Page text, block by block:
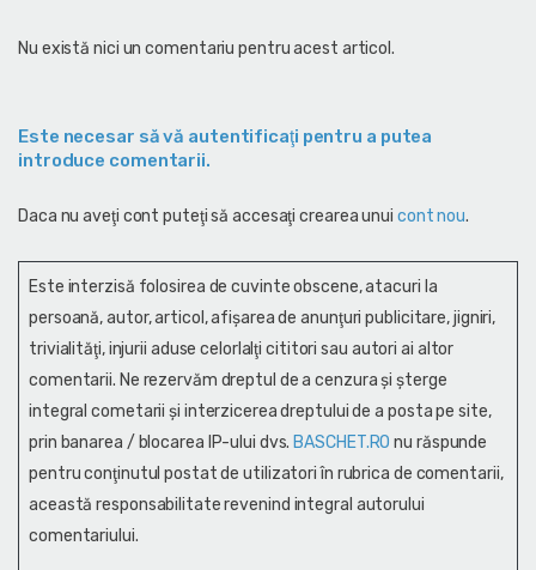
Nu există nici un comentariu pentru acest articol.
Este necesar să vă autentificaţi pentru a putea
introduce comentarii.
Daca nu aveţi cont puteţi să accesaţi crearea unui cont nou.
Este interzisă folosirea de cuvinte obscene, atacuri la
persoană, autor, articol, afişarea de anunţuri publicitare, jigniri,
trivialităţi, injurii aduse celorlalţi cititori sau autori ai altor
comentarii. Ne rezervăm dreptul de a cenzura și şterge
integral cometarii și interzicerea dreptului de a posta pe site,
prin banarea / blocarea IP-ului dvs. BASCHET.RO nu răspunde
pentru conţinutul postat de utilizatori în rubrica de comentarii,
această responsabilitate revenind integral autorului
comentariului.